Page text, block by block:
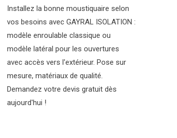
Installez la bonne moustiquaire selon
vos besoins avec GAYRAL ISOLATION :
modèle enroulable classique ou
modèle latéral pour les ouvertures
avec accès vers l'extérieur. Pose sur
mesure, matériaux de qualité.
Demandez votre devis gratuit dès
aujourd'hui !